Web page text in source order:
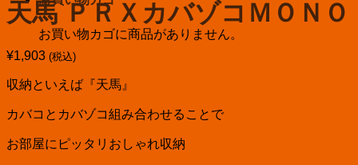
お買い物カゴに商品がありません。
天馬 ＰＲＸカバゾコＭＯＮ
¥1,903 (税込)
収納といえば『天馬』
カバコとカバゾコ組み合わせることで
お部屋にピッタリおしゃれ収納